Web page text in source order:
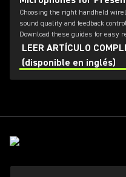
Choosing the right handheld
sound quality and feedback
Download these guides for easy
LEER ARTÍCULO
(disponible en inglés)